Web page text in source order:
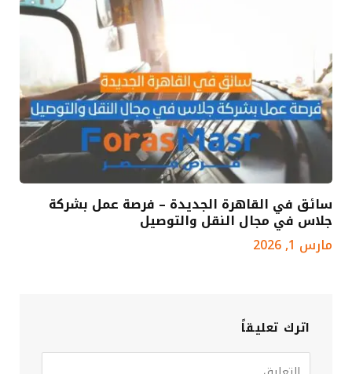
سائق في القاهرة الجديدة – فرصة عمل بشركة
جلاس في مجال النقل والتوصيل
مارس 1, 2026
اترك تعليقاً